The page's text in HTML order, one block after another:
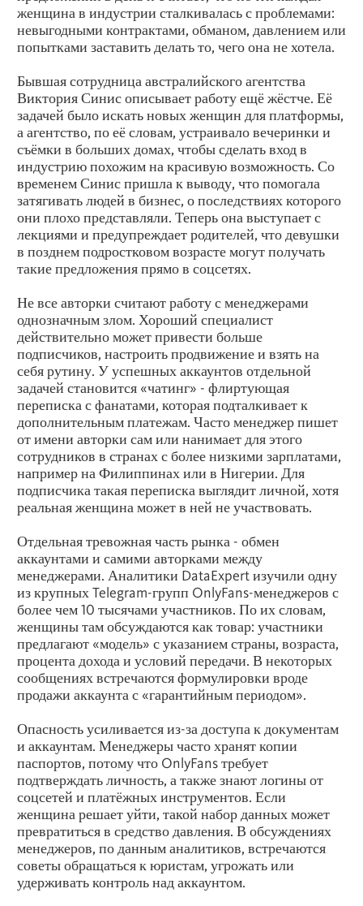
женщина в индустрии сталкивалась с проблемами:
невыгодными контрактами, обманом, давлением или
попытками заставить делать то, чего она не хотела.
Бывшая сотрудница австралийского агентства
Виктория Синис описывает работу ещё жёстче. Её
задачей было искать новых женщин для платформы,
а агентство, по её словам, устраивало вечеринки и
съёмки в больших домах, чтобы сделать вход в
индустрию похожим на красивую возможность. Со
временем Синис пришла к выводу, что помогала
затягивать людей в бизнес, о последствиях которого
они плохо представляли. Теперь она выступает с
лекциями и предупреждает родителей, что девушки
в позднем подростковом возрасте могут получать
такие предложения прямо в соцсетях.
Не все авторки считают работу с менеджерами
однозначным злом. Хороший специалист
действительно может привести больше
подписчиков, настроить продвижение и взять на
себя рутину. У успешных аккаунтов отдельной
задачей становится «чатинг» - флиртующая
переписка с фанатами, которая подталкивает к
дополнительным платежам. Часто менеджер пишет
от имени авторки сам или нанимает для этого
сотрудников в странах с более низкими зарплатами,
например на Филиппинах или в Нигерии. Для
подписчика такая переписка выглядит личной, хотя
реальная женщина может в ней не участвовать.
Отдельная тревожная часть рынка - обмен
аккаунтами и самими авторками между
менеджерами. Аналитики DataExpert изучили одну
из крупных Telegram-групп OnlyFans-менеджеров с
более чем 10 тысячами участников. По их словам,
женщины там обсуждаются как товар: участники
предлагают «модель» с указанием страны, возраста,
процента дохода и условий передачи. В некоторых
сообщениях встречаются формулировки вроде
продажи аккаунта с «гарантийным периодом».
Опасность усиливается из-за доступа к документам
и аккаунтам. Менеджеры часто хранят копии
паспортов, потому что OnlyFans требует
подтверждать личность, а также знают логины от
соцсетей и платёжных инструментов. Если
женщина решает уйти, такой набор данных может
превратиться в средство давления. В обсуждениях
менеджеров, по данным аналитиков, встречаются
советы обращаться к юристам, угрожать или
удерживать контроль над аккаунтом.